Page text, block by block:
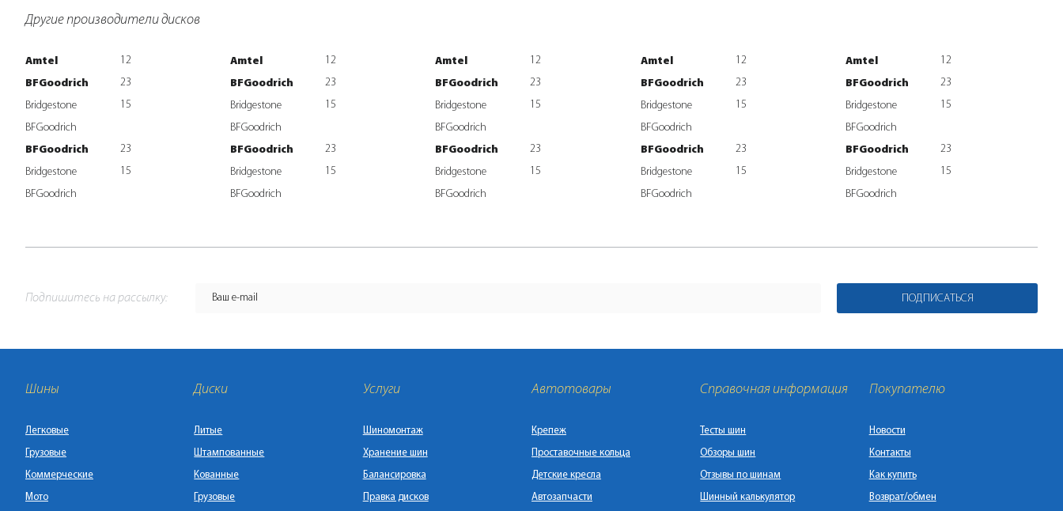
Другие производители дисков
Amtel
12
BFGoodrich
23
Bridgestone
15
BFGoodrich
BFGoodrich
23
Bridgestone
15
BFGoodrich
Amtel
12
BFGoodrich
23
Bridgestone
15
BFGoodrich
BFGoodrich
23
Bridgestone
15
BFGoodrich
Amtel
12
BFGoodrich
23
Bridgestone
15
BFGoodrich
BFGoodrich
23
Bridgestone
15
BFGoodrich
Amtel
12
BFGoodrich
23
Bridgestone
15
BFGoodrich
BFGoodrich
23
Bridgestone
15
BFGoodrich
Amtel
12
BFGoodrich
23
Bridgestone
15
BFGoodrich
BFGoodrich
23
Bridgestone
15
BFGoodrich
Подпишитесь на рассылку: ПОДПИСАТЬСЯ
Шины
Легковые
Грузовые
Коммерческие
Мото
Диски
Литые
Штампованные
Кованные
Грузовые
Услуги
Шиномонтаж
Хранение шин
Балансировка
Правка дисков
Автотовары
Крепеж
Проставочные кольца
Детские кресла
Автозапчасти
Справочная информация
Тесты шин
Обзоры шин
Отзывы по шинам
Шинный калькулятор
Покупателю
Новости
Контакты
Как купить
Возврат/обмен